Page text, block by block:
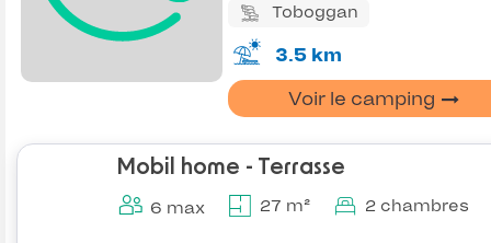
Toboggan
3.5 km
Voir le camping
Mobil home - Terrasse
6 max 27 m² 2 chambres